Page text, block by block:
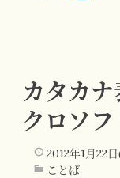
カタカ
クロソ
2012年1月22
ことば